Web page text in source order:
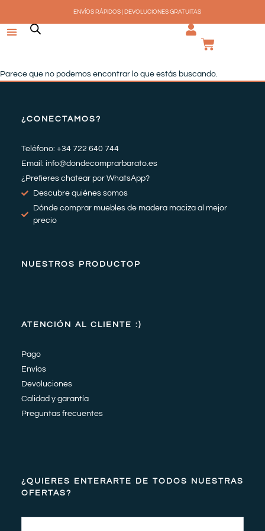
contenido
ENVÍOS RÁPIDOS | DEVOLUCIONES GRATUITAS
Parece que no podemos encontrar lo que estás buscando.
¿CONECTAMOS?
Teléfono: +34 722 640 744
Email: info@dondecomprarbarato.es
¿Prefieres chatear por WhatsApp?
Descubre quiénes somos
Dónde comprar muebles de madera maciza al mejor
precio
NUESTROS PRODUCTOP
ATENCIÓN AL CLIENTE :)
Pago
Envíos
Devoluciones
Calidad y garantía
Preguntas frecuentes
¿QUIERES ENTERARTE DE TODOS NUESTRAS
OFERTAS?